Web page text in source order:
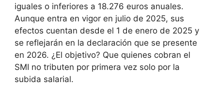
iguales o inferiores a 18.276 euros anuales.
Aunque entra en vigor en julio de 2025, sus
efectos cuentan desde el 1 de enero de 2025 y
se reflejarán en la declaración que se presente
en 2026. ¿El objetivo? Que quienes cobran el
SMI no tributen por primera vez solo por la
subida salarial.